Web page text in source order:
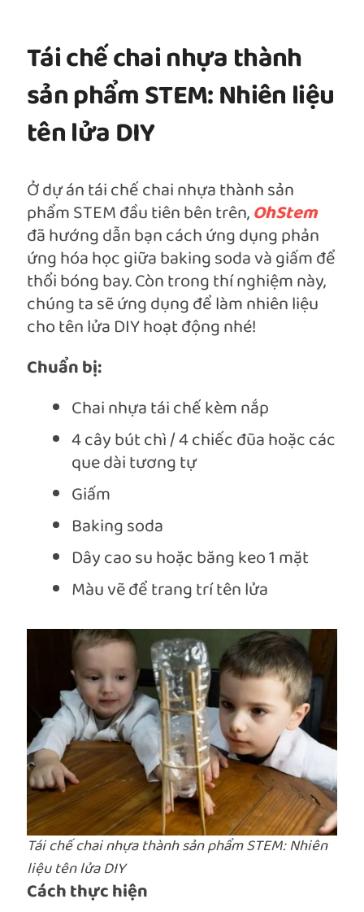
Tái chế chai nhựa thành
sản phẩm STEM: Nhiên liệu
tên lửa DIY
Ở dự án tái chế chai nhựa thành sản
phẩm STEM đầu tiên bên trên,OhStem
đã hướng dẫn bạn cách ứng dụng phản
ứng hóa học giữa baking soda và giấm để
thổi bóng bay. Còn trong thí nghiệm này,
chúng ta sẽ ứng dụng để làm nhiên liệu
cho tên lửa DIY hoạt động nhé!
Chuẩn bị:
Chai nhựa tái chế kèm nắp
4 cây bút chì / 4 chiếc đũa hoặc các
que dài tương tự
Giấm
Baking soda
Dây cao su hoặc băng keo 1 mặt
Màu vẽ để trang trí tên lửa
Tái chế chai nhựa thành sản phẩm STEM: Nhiên
liệu tên lửa DIY
Cách thực hiện